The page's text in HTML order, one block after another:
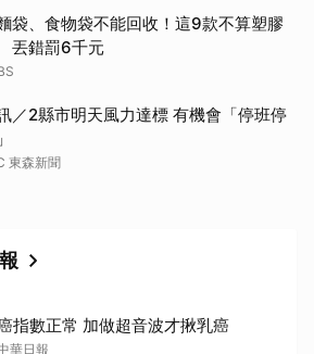
袋、食物袋不能回收！這9款不算塑膠
錯罰6千元
／2縣市明天風力達標 有機會「停班停
東森新聞
指數正常 加做超音波才揪乳癌
華日報